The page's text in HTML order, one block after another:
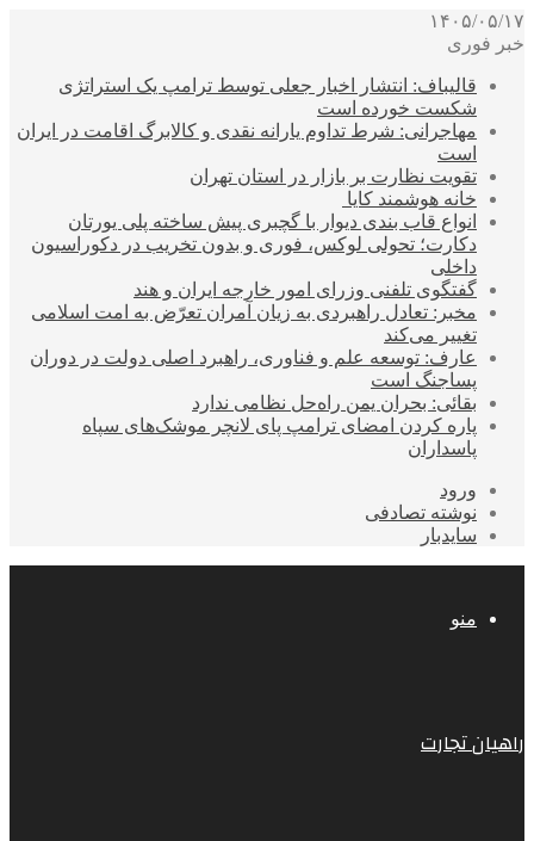
۱۴۰۵/۰۵/۱۷
خبر فوری
قالیباف: انتشار اخبار جعلی توسط ترامپ یک استراتژی
شکست خورده است
مهاجرانی: شرط تداوم یارانه نقدی و کالابرگ اقامت در ایران
است
تقویت نظارت بر بازار در استان تهران
خانه هوشمند کایا
انواع قاب بندی دیوار با گچبری پیش ساخته پلی یورتان
دکارت؛ تحولی لوکس، فوری و بدون تخریب در دکوراسیون
داخلی
گفتگوی تلفنی وزرای امور خارجه ایران و هند
مخبر: تعادل راهبردی به زیان آمران تعرّض به امت اسلامی
تغییر می‌کند
عارف: توسعه علم و فناوری، راهبرد اصلی دولت در دوران
پساجنگ است
بقائی: بحران یمن راه‌حل نظامی ندارد
پاره کردن امضای ترامپ پای لانچر موشک‌های سپاه
پاسداران
ورود
نوشته تصادفی
سایدبار
منو
راهیان تجارت